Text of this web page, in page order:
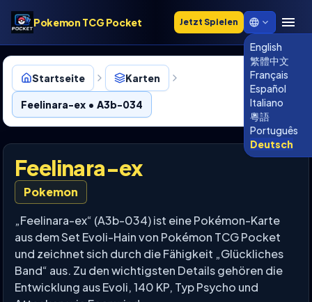
Pokemon TCG Pocket Jetzt Spielen
English
繁體中文
Français
Español
Italiano
粵語
Português
Deutsch
Startseite Karten
Feelinara-ex • A3b-034
Feelinara-ex
Pokemon
„Feelinara-ex“ (A3b-034) ist eine Pokémon-Karte
aus dem Set Evoli-Hain von Pokémon TCG Pocket
und zeichnet sich durch die Fähigkeit „Glückliches
Band“ aus. Zu den wichtigsten Details gehören die
Entwicklung aus Evoli, 140 KP, Typ Psycho und